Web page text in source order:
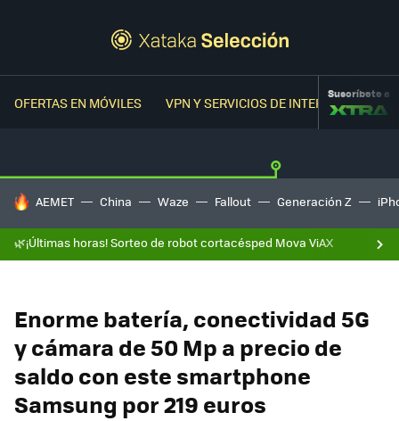
OFERTAS EN MÓVILES VPN Y SERVICIOS DE INTERNETSuscríbete a
HOY SE HABLA DE
AEMET China Waze Fallout Generación Z
🌿¡Últimas horas! Sorteo de robot cortacésped Mova ViAX
Enorme batería, conectividad 5G
y cámara de 50 Mp a precio de
saldo con este smartphone
Samsung por 219 euros